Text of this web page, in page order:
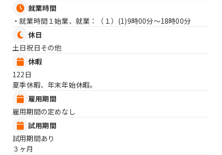
就業時間
・就業時間１始業、就業：（１） (1)9時00分〜18時00分
休日
土日祝日その他
休暇
122日
夏季休暇、年末年始休暇。
雇用期間
雇用期間の定めなし
試用期間
試用期間あり
３ヶ月